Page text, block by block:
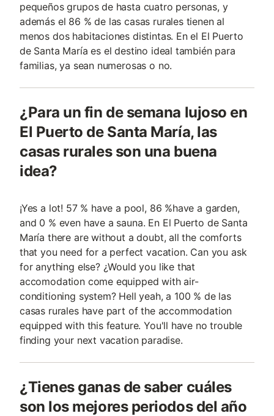
pequeños grupos de hasta cuatro personas, y
además el 86 % de las casas rurales tienen al
menos dos habitaciones distintas. En el El Puerto
de Santa María es el destino ideal también para
familias, ya sean numerosas o no.
¿Para un fin de semana lujoso en
El Puerto de Santa María, las
casas rurales son una buena
idea?
¡Yes a lot! 57 % have a pool, 86 %have a garden,
and 0 % even have a sauna. En El Puerto de Santa
María there are without a doubt, all the comforts
that you need for a perfect vacation. Can you ask
for anything else? ¿Would you like that
accomodation come equipped with air-
conditioning system? Hell yeah, a 100 % de las
casas rurales have part of the accommodation
equipped with this feature. You'll have no trouble
finding your next vacation paradise.
¿Tienes ganas de saber cuáles
son los mejores periodos del año